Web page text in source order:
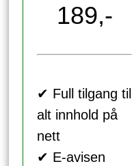
189,-
✔ Full tilgang til
alt innhold på
nett
✔ E-avisen